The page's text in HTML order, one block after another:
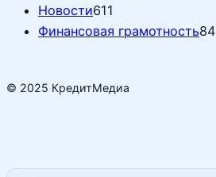
Новости611
Финансовая грамотность84
© 2025 КредитМедиа